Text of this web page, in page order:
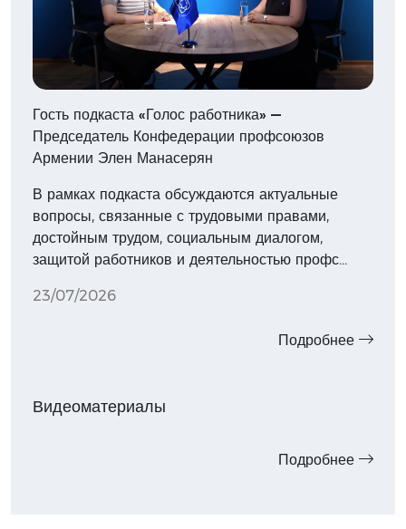
Гость подкаста «Голос работника» —
Председатель Конфедерации профсоюзов
Армении Элен Манасерян
В рамках подкаста обсуждаются актуальные
вопросы, связанные с трудовыми правами,
достойным трудом, социальным диалогом,
защитой работников и деятельностью профс…
23/07/2026
Подробнее
Видеоматериалы
Подробнее